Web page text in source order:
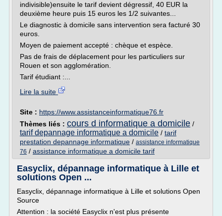
indivisible)ensuite le tarif devient dégressif, 40 EUR la
deuxième heure puis 15 euros les 1/2 suivantes...
Le diagnostic à domicile sans intervention sera facturé 30
euros.
Moyen de paiement accepté : chèque et espèce.
Pas de frais de déplacement pour les particuliers sur
Rouen et son agglomération.
Tarif étudiant :...
Lire la suite
Site : https://www.assistanceinformatique76.fr
Thèmes liés : cours d informatique a domicile /
tarif depannage informatique a domicile / tarif
prestation depannage informatique / assistance informatique
76 / assistance informatique a domicile tarif
Easyclix, dépannage informatique à Lille et
solutions Open ...
Easyclix, dépannage informatique à Lille et solutions Open
Source
Attention : la société Easyclix n'est plus présente